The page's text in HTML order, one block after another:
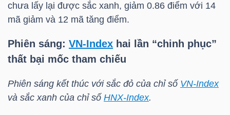
chưa lấy lại được sắc xanh, giảm 0.86 điểm với 14
mã giảm và 12 mã tăng điểm.
Phiên sáng: VN-Index hai lần “chinh phục”
thất bại mốc tham chiếu
Phiên sáng kết thúc với sắc đỏ của chỉ số VN-Index
và sắc xanh của chỉ số HNX-Index.
NGÀNH
NGHIỆP